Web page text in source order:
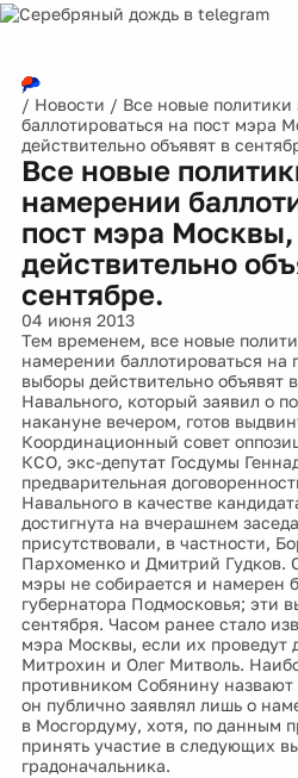
/ Новости / Все новые
баллотироваться на пост мэра
действительно объявят в
Все новые
намерении
пост мэра
действительно
сентябре.
04 июня 2013
Тем временем, все новые
намерении баллотироваться на
выборы действительно объявят
Навального, который заявил о
накануне вечером, готов
Координационный совет
КСО, экс-депутат Госдумы
предварительная
Навального в качестве
достигнута на вчерашнем
присутствовали, в частности,
Пархоменко и Дмитрий Гудков.
мэры не собирается и намерен
губернатора Подмосковья; эти
сентября. Часом ранее стало
мэра Москвы, если их проведут
Митрохин и Олег Митволь.
противником Собянину
он публично заявлял лишь о
в Мосгордуму, хотя, по данным
принять участие в следующих
градоначальника.